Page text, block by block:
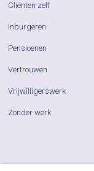
Cliënten zelf
Inburgeren
Pensioenen
Vertrouwen
Vrijwilligerswerk
Zonder werk